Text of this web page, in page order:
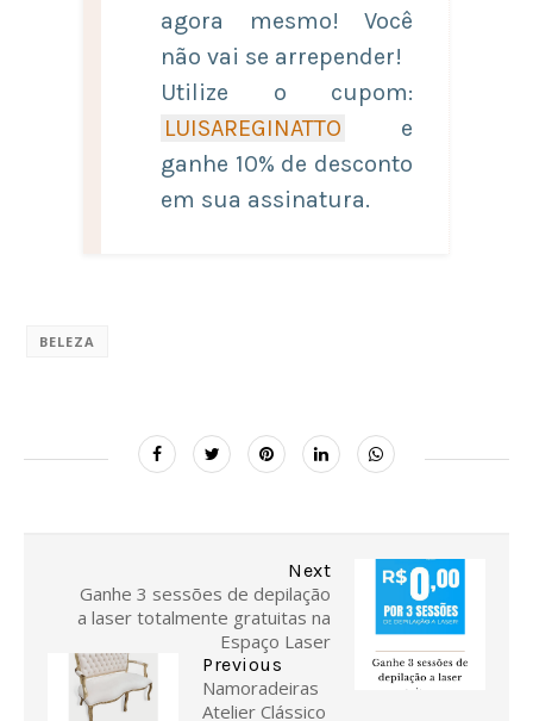
agora mesmo! Você
não vai se arrepender!
Utilize o cupom:
LUISAREGINATTO
e
ganhe 10% de desconto
em sua assinatura.
BELEZA
Next
Ganhe 3 sessões de depilação
a laser totalmente gratuitas na
Espaço Laser
Previous
Namoradeiras
Atelier Clássico